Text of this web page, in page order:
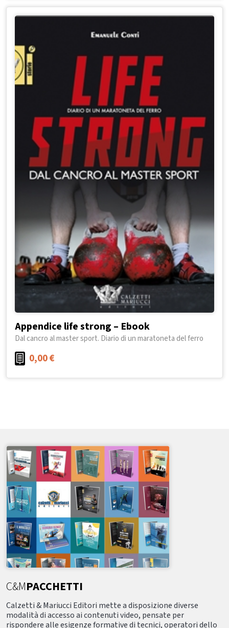
Appendice life strong – Ebook
Dal cancro al master sport. Diario di un maratoneta del ferro
0,00€
C&MPACCHETTI
Calzetti & Mariucci Editori mette a disposizione diverse
modalità di accesso ai contenuti video, pensate per
rispondere alle esigenze formative di tecnici, operatori dello